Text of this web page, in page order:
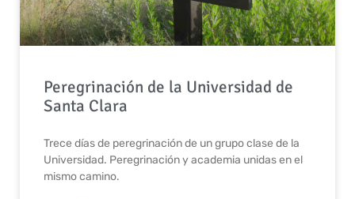
Peregrinación de la Universidad de
Santa Clara
Trece días de peregrinación de un grupo clase de la
Universidad. Peregrinación y academia unidas en el
mismo camino.